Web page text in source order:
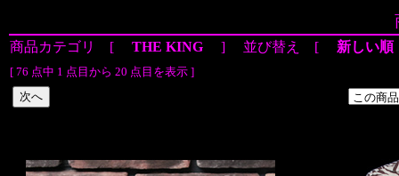
商品カテゴリ [ THE KING ] 並び替え [ 新しい順
[ 76 点中 1 点目から 20 点目を表示 ]